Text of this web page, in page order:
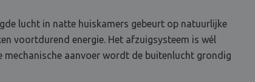
lucht in natte huiskamers gebeurt op natuurlijke
voortdurend energie. Het afzuigsysteem is wél
aanvoer wordt de buitenlucht grondig